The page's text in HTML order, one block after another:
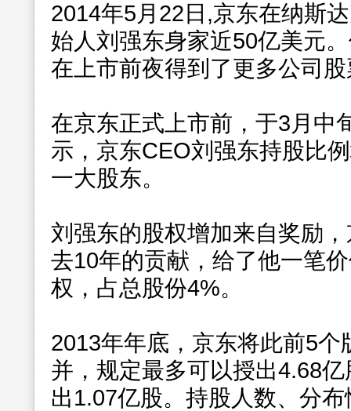
2014年5月22日,京东在纳斯
始人刘强东身家近50亿美元
在上市前夜得到了更多公司
在京东正式上市前，于3月中
示，京东CEO刘强东持股比
一大股东。
刘强东的股权增加来自奖励
去10年的贡献，给了他一笔
权，占总股份4%。
2013年年底，京东将此前5
并，规定最多可以授出4.68
出1.07亿股。持股人数、分